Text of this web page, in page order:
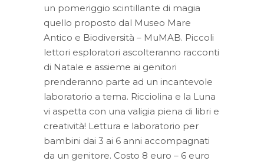
un pomeriggio scintillante di magia
quello proposto dal Museo Mare
Antico e Biodiversità – MuMAB. Piccoli
lettori esploratori ascolteranno racconti
di Natale e assieme ai genitori
prenderanno parte ad un incantevole
laboratorio a tema. Ricciolina e la Luna
vi aspetta con una valigia piena di libri e
creatività! Lettura e laboratorio per
bambini dai 3 ai 6 anni accompagnati
da un genitore. Costo 8 euro – 6 euro